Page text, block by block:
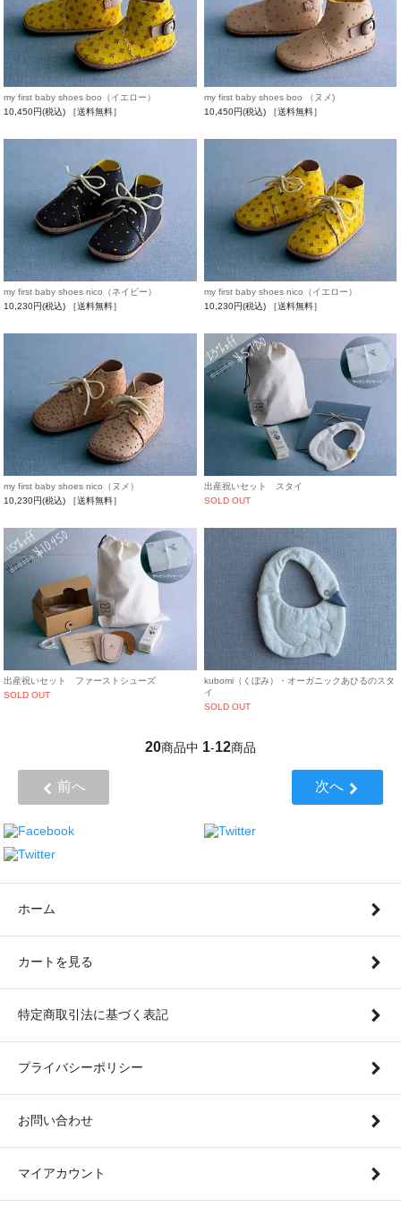
my first baby shoes boo（イエロー）
10,450円(税込)
［送料無料］
my first baby shoes boo （ヌメ)
10,450円(税込)
［送料無料］
my first baby shoes nico（ネイビー）
10,230円(税込)
［送料無料］
my first baby shoes nico（イエロー）
10,230円(税込)
［送料無料］
my first baby shoes nico（ヌメ）
10,230円(税込)
［送料無料］
出産祝いセット スタイ
SOLD OUT
出産祝いセット ファーストシューズ
SOLD OUT
kubomi（くぼみ）・オーガニックあひるのスタ
イ
SOLD OUT
20商品中 1-12商品
前へ 次へ
ホーム
カートを見る
特定商取引法に基づく表記
プライバシーポリシー
お問い合わせ
マイアカウント